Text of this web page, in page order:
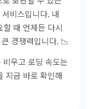
비스입니다. 내
때 언제든 다시
경쟁력입니다. 📉
우고 로딩 속도는
지금 바로 확인해